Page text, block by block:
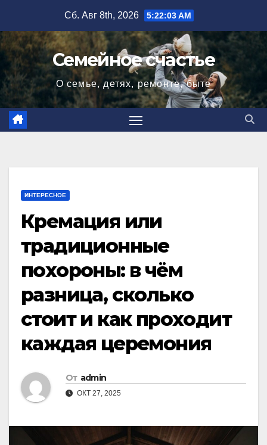
содержимому
Сб. Авг 8th, 2026 5:22:04 AM
Семейное счастье
О семье, детях, ремонте, быте
ИНТЕРЕСНОЕ
Кремация или
традиционные
похороны: в чём
разница, сколько
стоит и как проходит
каждая церемония
От admin
ОКТ 27, 2025